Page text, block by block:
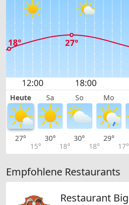
Heute Sa So Mo
27°
15°
30°
18°
30°
18°
29°
17°
Empfohlene Restaurants